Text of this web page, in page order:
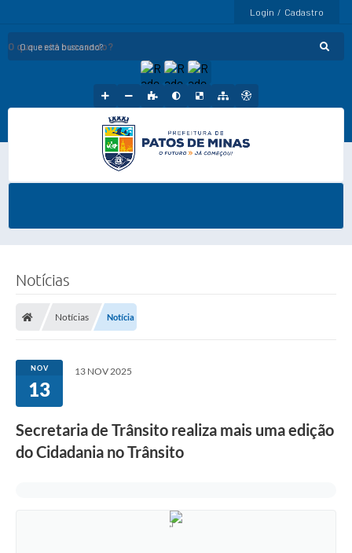
Login / Cadastro
O que está buscando?
Notícias
Notícias Notícia
NOV
13
13 NOV 2025
Secretaria de Trânsito realiza mais uma edição
do Cidadania no Trânsito